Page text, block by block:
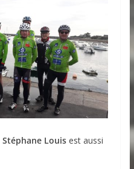
Stéphane Louisest aussi